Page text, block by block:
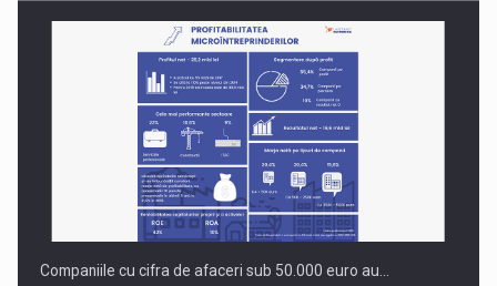
Companiile cu cifra de afaceri sub 50.000 euro au…